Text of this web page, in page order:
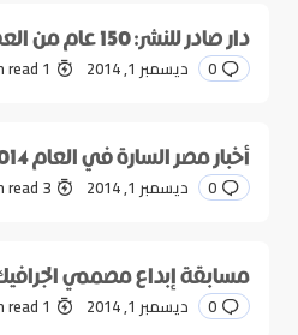
دار صادر للنشر: 150 عام من العطاء
0 ديسمبر 1, 2014 1 min read
أخبار مصر السارة في العام 2014 !
0 ديسمبر 1, 2014 3 min read
مسابقة إبداع مصممي
0 ديسمبر 1, 2014 1 min read